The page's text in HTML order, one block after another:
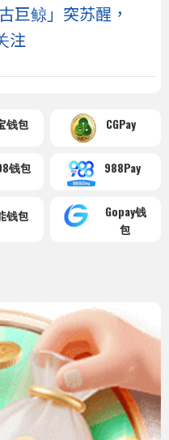
巨鲸」突苏醒，
注
钱包 CGPay
钱包 988Pay
钱包
Gopay钱
包